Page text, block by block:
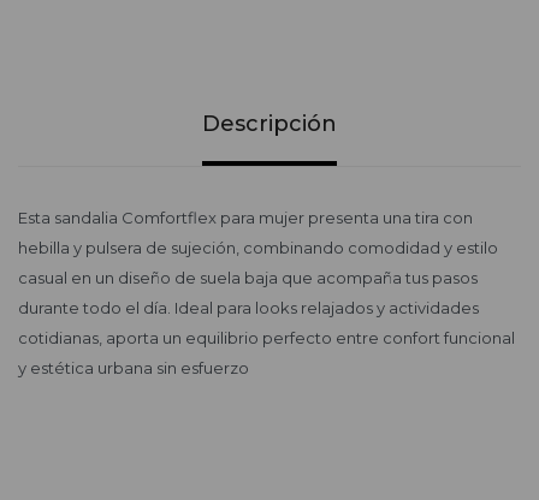
Descripción
Esta sandalia Comfortflex para mujer presenta una tira con
hebilla y pulsera de sujeción, combinando comodidad y estilo
casual en un diseño de suela baja que acompaña tus pasos
durante todo el día. Ideal para looks relajados y actividades
cotidianas, aporta un equilibrio perfecto entre confort funcional
y estética urbana sin esfuerzo